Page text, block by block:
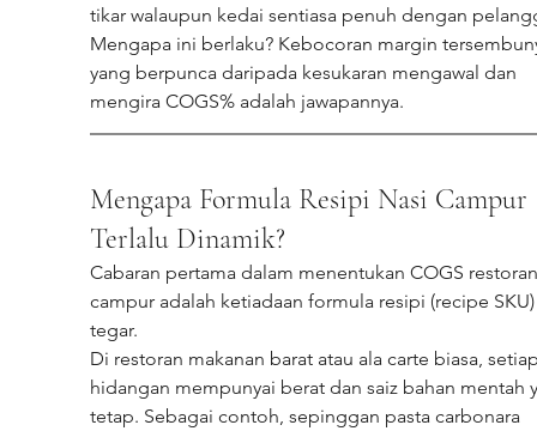
tikar walaupun kedai sentiasa penuh dengan
Mengapa ini berlaku? Kebocoran margin
yang berpunca daripada kesukaran mengawal dan
mengira COGS% adalah jawapannya.
Mengapa Formula Resipi Nasi Campur
Terlalu Dinamik?
Cabaran pertama dalam menentukan COGS
campur adalah ketiadaan formula resipi (recipe
tegar.
Di restoran makanan barat atau ala carte biasa,
hidangan mempunyai berat dan saiz bahan mentah
tetap. Sebagai contoh, sepinggan pasta carbonara